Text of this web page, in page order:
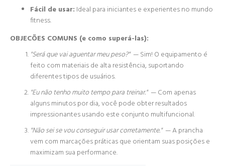
Fácil de usar: Ideal para iniciantes e experientes no mundo
fitness.
OBJECÕES COMUNS (e como superá-las):
"Será que vai aguentar meu peso?"— Sim! O equipamento é
feito com materiais de alta resistência, suportando
diferentes tipos de usuários.
"Eu não tenho muito tempo para treinar."— Com apenas
alguns minutos por dia, você pode obter resultados
impressionantes usando este conjunto multifuncional.
"Não sei se vou conseguir usar corretamente."— A prancha
vem com marcações práticas que orientam suas posições e
maximizam sua performance.